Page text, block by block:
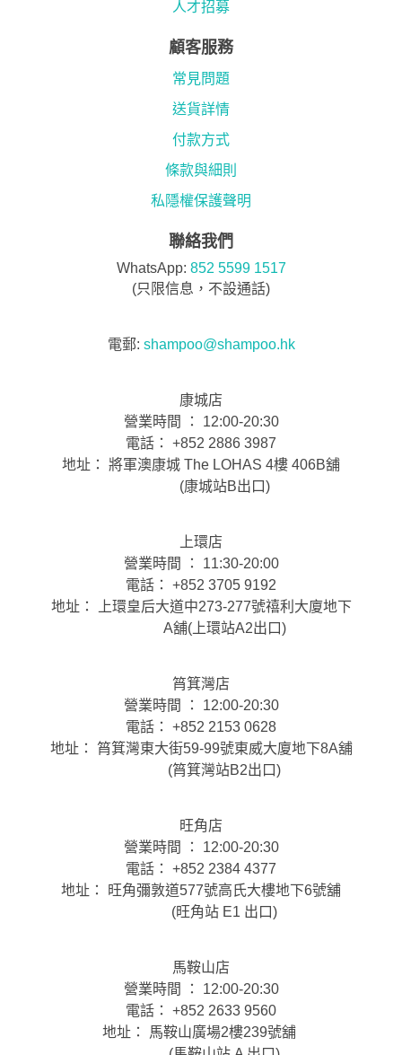
人才招募
顧客服務
常見問題
送貨詳情
付款方式
條款與細則
私隱權保護聲明
聯絡我們
WhatsApp: 852 5599 1517
(只限信息，不設通話)
電郵: shampoo@shampoo.hk
康城店
營業時間 ： 12:00-20:30
電話： +852 2886 3987
地址： 將軍澳康城 The LOHAS 4樓 406B舖
(康城站B出口)
上環店
營業時間 ： 11:30-20:00
電話： +852 3705 9192
地址： 上環皇后大道中273-277號禧利大廈地下
A舖(上環站A2出口)
筲箕灣店
營業時間 ： 12:00-20:30
電話： +852 2153 0628
地址： 筲箕灣東大街59-99號東威大廈地下8A舖
(筲箕灣站B2出口)
旺角店
營業時間 ： 12:00-20:30
電話： +852 2384 4377
地址： 旺角彌敦道577號高氏大樓地下6號舖
(旺角站 E1 出口)
馬鞍山店
營業時間 ： 12:00-20:30
電話： +852 2633 9560
地址： 馬鞍山廣場2樓239號舖